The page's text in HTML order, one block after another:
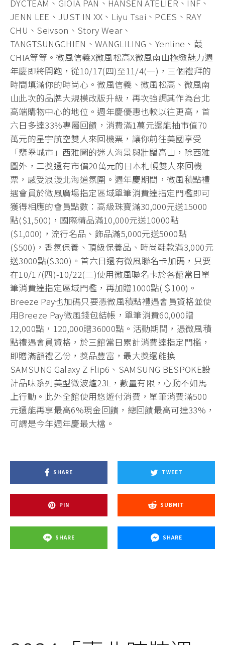
DYCTEAM、GIOIA PAN、HANSEN ATELIER、INF、
JENN LEE、JUST IN XX、Liyu Tsai、PCES、RAY
CHU、Seivson、Story Wear、
TANGTSUNGCHIEN、WANGLILING、Yenline、葭
CHIA等等。微風信義X微風松高X微風南山極緻魅力週
年慶即將開跑，從10/17(四)至11/4(一)，三個禮拜的
時間填滿你的時尚心。微風信義、微風松高、微風南
山此次的品牌大規模改版升級，再次強調其作為台北
高端購物中心的地位。週年慶優惠也較以往更高，首
六日多達33%專屬回饋，消費滿1萬元還能抽市值70
萬元的星宇航空雙人來回機票，讓你前往美國享受
「翡翠城市」西雅圖的迷人海景與壯闊高山，除西雅
圖外，二獎還有市價20萬元的日本札幌雙人來回機
票，感受浪漫北海道氛圍。週年慶期間，微風積點禮
遇會員於微風廣場指定區域單筆消費達指定門檻即可
獲得相應的會員點數：高級珠寶滿30,000元送15000
點($1,500)，國際精品滿10,000元送10000點
($1,000)，流行名品、飾品滿5,000元送5000點
($500)，香氛保養、頂級保養品、時尚鞋款滿3,000元
送3000點($300)。首六日還有微風聯名卡加碼，只要
在10/17(四)-10/22(二)使用微風聯名卡於各館當日單
筆消費達指定區域門檻，再加贈1000點(＄100)。
Breeze Pay也加碼只要憑微風積點禮遇會員資格並使
用Breeze Pay微風錢包結帳，單筆消費60,000贈
12,000點，120,000贈36000點。活動期間，憑微風積
點禮遇會員資格，於三館當日累計消費達指定門檻，
即贈滿額禮乙份，獎品豐富，最大獎還能換
SAMSUNG Galaxy Z Flip6、SAMSUNG BESPOKE設
計品味系列美型微波爐23L，數量有限，心動不如馬
上行動。此外全館使用悠遊付消費，單筆消費滿500
元還能再享最高6%現金回饋，總回饋最高可達33%，
可謂是今年週年慶最大檔。
SHARE TWEET
PIN SUBMIT
SHARE SHARE